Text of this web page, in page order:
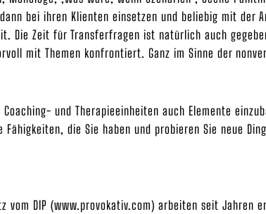
bei ihren Klienten einsetzen und beliebig mit der
Die Zeit für Transferfragen ist natürlich auch
mit Themen konfrontiert. Ganz im Sinne der
und Therapieeinheiten auch Elemente
Fähigkeiten, die Sie haben und probieren Sie neue
vom DIP (www.provokativ.com) arbeiten seit Jahren